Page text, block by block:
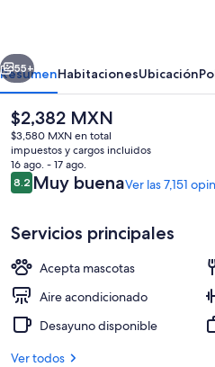
HOTELS
Siguiente
55+
ResumenHabitacionesUbicación
El
precio
actual
es
de
$2,382 MXN
$2,382 MXN
$3,580 MXN en total
impuestos y cargos incluidos
16 ago. - 17 ago.
Opiniones
8.28.2 de 10,
Muy buenaVer las 7,151
Servicios principales
Acepta mascotas
Aire acondicionado
Desayuno disponible
Ver todos